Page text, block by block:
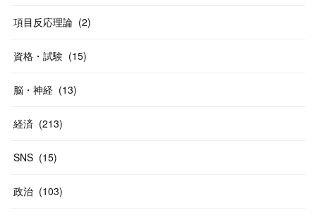
項目反応理論 (2)
資格・試験 (15)
脳・神経 (13)
経済 (213)
SNS (15)
政治 (103)